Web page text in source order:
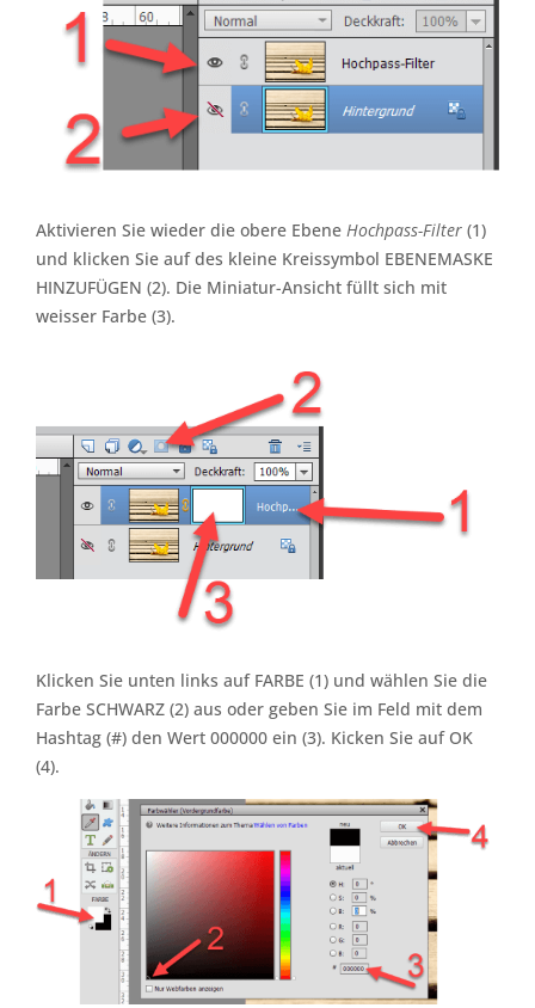
Aktivieren Sie wieder die obere Ebene Hochpass-Filter (1)
und klicken Sie auf des kleine Kreissymbol EBENEMASKE
HINZUFÜGEN (2). Die Miniatur-Ansicht füllt sich mit
weisser Farbe (3).
Klicken Sie unten links auf FARBE (1) und wählen Sie die
Farbe SCHWARZ (2) aus oder geben Sie im Feld mit dem
Hashtag (#) den Wert 000000 ein (3). Kicken Sie auf OK
(4).